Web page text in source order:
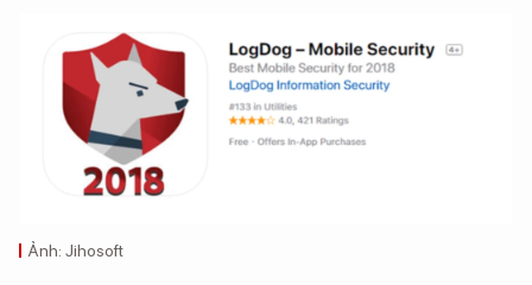
Ảnh: Jihosoft